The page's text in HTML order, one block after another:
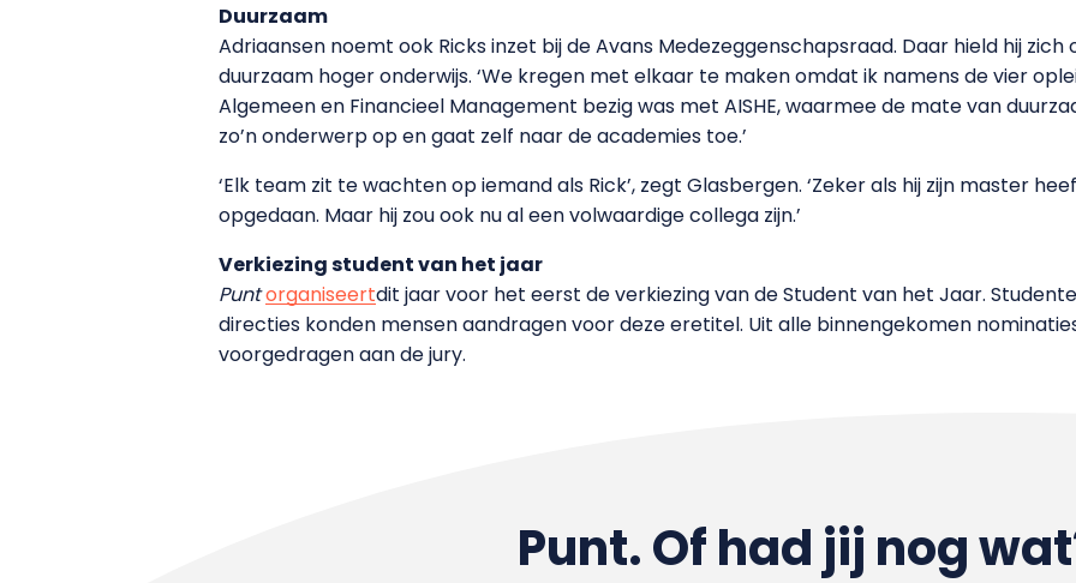
Duurzaam
Adriaansen noemt ook Ricks inzet bij de Avans Medezeggenschapsraad. Daar hield hij
duurzaam hoger onderwijs. ‘We kregen met elkaar te maken omdat ik namens de vier
Algemeen en Financieel Management bezig was met AISHE, waarmee de mate van
zo’n onderwerp op en gaat zelf naar de academies toe.’
‘Elk team zit te wachten op iemand als Rick’, zegt Glasbergen. ‘Zeker als hij zijn master
opgedaan. Maar hij zou ook nu al een volwaardige collega zijn.’
Verkiezing student van het jaar
Puntorganiseertdit jaar voor het eerst de verkiezing van de Student van het Jaar.
directies konden mensen aandragen voor deze eretitel. Uit alle binnengekomen
voorgedragen aan de jury.
Punt. Of had jij nog